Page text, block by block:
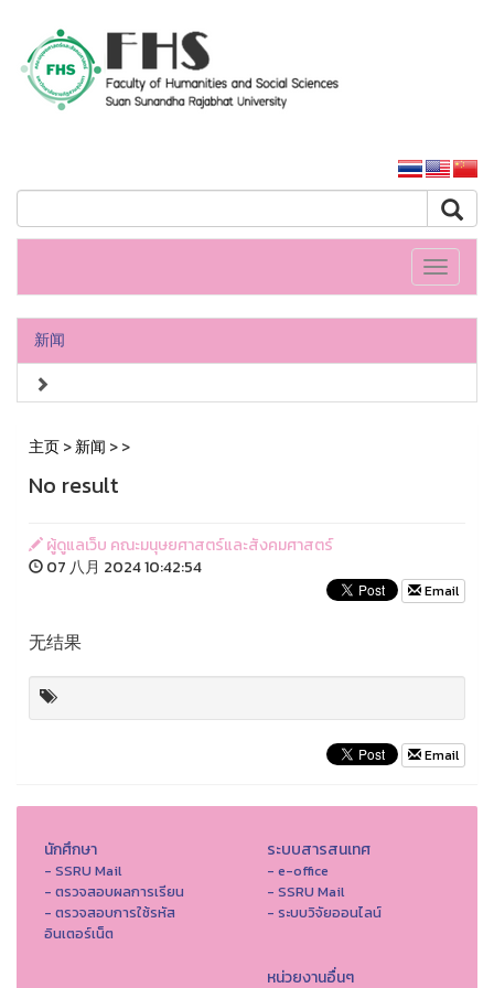
Toggle
新闻
主页>新闻 >>
No result
ผู้ดูแลเว็บ คณะมนุษยศาสตร์และสังคมศาสตร์
07 八月 2024 10:42:54
Email
无结果
Email
นักศึกษา
- SSRU Mail
- ตรวจสอบผลการเรียน
- ตรวจสอบการใช้รหัส
อินเตอร์เน็ต
ระบบสารสนเทศ
- e-office
- SSRU Mail
- ระบบวิจัยออนไลน์
หน่วยงานอื่นๆ